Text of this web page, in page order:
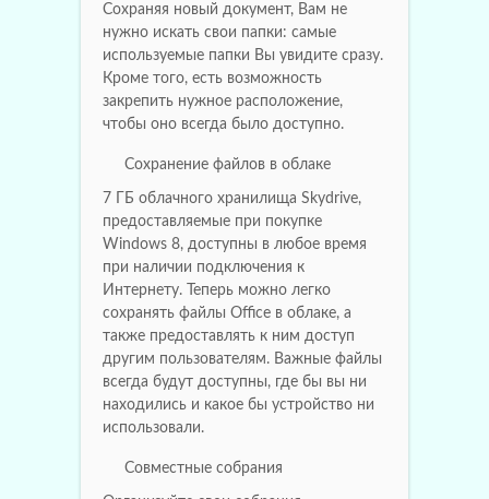
Сохраняя новый документ, Вам не
нужно искать свои папки: самые
используемые папки Вы увидите сразу.
Кроме того, есть возможность
закрепить нужное расположение,
чтобы оно всегда было доступно.
Сохранение файлов в облаке
7 ГБ облачного хранилища Skydrive,
предоставляемые при покупке
Windows 8, доступны в любое время
при наличии подключения к
Интернету. Теперь можно легко
сохранять файлы Office в облаке, а
также предоставлять к ним доступ
другим пользователям. Важные файлы
всегда будут доступны, где бы вы ни
находились и какое бы устройство ни
использовали.
Совместные собрания